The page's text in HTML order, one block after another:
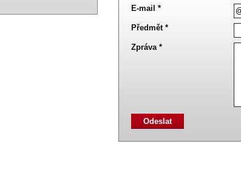
E-mail *
Předmět *
Zpráva *